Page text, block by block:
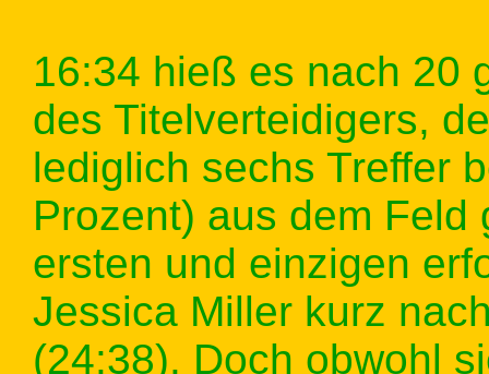
16:34 hieß es nach 20
des Titelverteidigers,
lediglich sechs Treffer
Prozent) aus dem
ersten und einzigen
Jessica Miller kurz
(24:38). Doch obwohl